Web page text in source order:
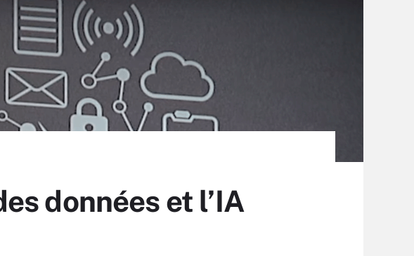
données et l’IA